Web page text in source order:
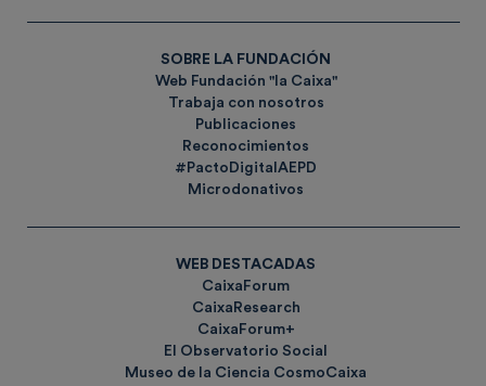
SOBRE LA FUNDACIÓN
Web Fundación "la Caixa"
Trabaja con nosotros
Publicaciones
Reconocimientos
#PactoDigitalAEPD
Microdonativos
WEB DESTACADAS
CaixaForum
CaixaResearch
CaixaForum+
El Observatorio Social
Museo de la Ciencia CosmoCaixa